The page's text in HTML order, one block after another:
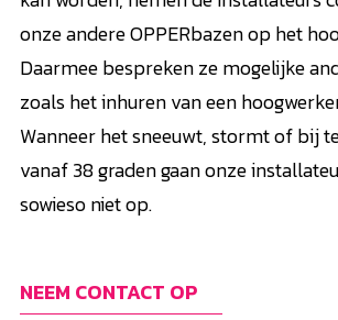
onze andere OPPERbazen op het
Daarmee bespreken ze mogelijke
zoals het inhuren van een
Wanneer het sneeuwt, stormt of bij
vanaf 38 graden gaan onze
sowieso niet op.
NEEM CONTACT OP